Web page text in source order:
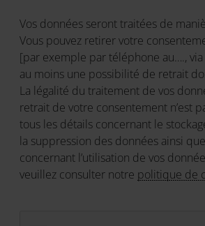
Vos données seront traitées de
Vous pouvez retirer votre
[par exemple par téléphone au….,
au moins une possibilité de retrait
La légalité du traitement de vos
retrait de votre consentement n’est
tous les détails concernant le
la suppression des données ainsi
concernant l’utilisation de vos
veuillez consulter notre politique de